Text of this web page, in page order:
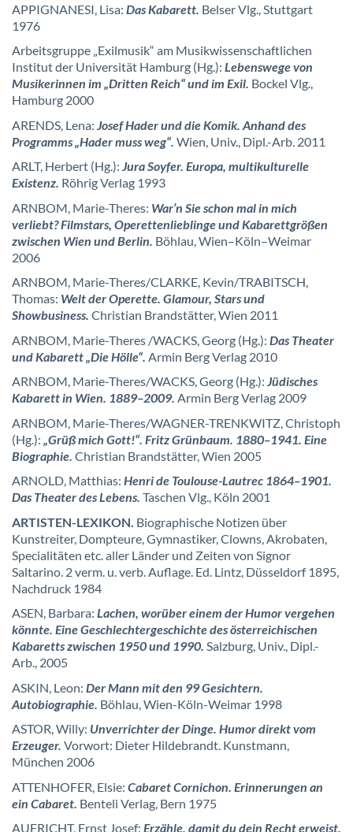
APPIGNANESI, Lisa: Das Kabarett. Belser Vlg., Stuttgart
1976
Arbeitsgruppe „Exilmusik“ am Musikwissenschaftlichen
Institut der Universität Hamburg (Hg.): Lebenswege von
Musikerinnen im „Dritten Reich“ und im Exil. Bockel Vlg.,
Hamburg 2000
ARENDS, Lena: Josef Hader und die Komik. Anhand des
Programms „Hader muss weg“. Wien, Univ., Dipl.-Arb. 2011
ARLT, Herbert (Hg.):Jura Soyfer. Europa, multikulturelle
Existenz. Röhrig Verlag 1993
ARNBOM, Marie-Theres: War’n Sie schon mal in mich
verliebt? Filmstars, Operettenlieblinge und Kabarettgrößen
zwischen Wien und Berlin. Böhlau, Wien–Köln–Weimar
2006
ARNBOM, Marie-Theres/CLARKE, Kevin/TRABITSCH,
Thomas: Welt der Operette. Glamour, Stars und
Showbusiness. Christian Brandstätter, Wien 2011
ARNBOM, Marie-Theres /WACKS, Georg (Hg.): Das Theater
und Kabarett „Die Hölle“. Armin Berg Verlag 2010
ARNBOM, Marie-Theres/WACKS, Georg (Hg.):Jüdisches
Kabarett in Wien. 1889–2009. Armin Berg Verlag 2009
ARNBOM, Marie-Theres/WAGNER-TRENKWITZ, Christoph
(Hg.): „Grüß mich Gott!“. Fritz Grünbaum. 1880–1941. Eine
Biographie. Christian Brandstätter, Wien 2005
ARNOLD, Matthias: Henri de Toulouse-Lautrec 1864–1901.
Das Theater des Lebens. Taschen Vlg., Köln 2001
ARTISTEN-LEXIKON. Biographische Notizen über
Kunstreiter, Dompteure, Gymnastiker, Clowns, Akrobaten,
Specialitäten etc. aller Länder und Zeiten von Signor
Saltarino. 2 verm. u. verb. Auflage. Ed. Lintz, Düsseldorf 1895,
Nachdruck 1984
ASEN, Barbara: Lachen, worüber einem der Humor vergehen
könnte. Eine Geschlechtergeschichte des österreichischen
Kabaretts zwischen 1950 und 1990. Salzburg, Univ., Dipl.-
Arb., 2005
ASKIN, Leon: Der Mann mit den 99 Gesichtern.
Autobiographie. Böhlau, Wien-Köln-Weimar 1998
ASTOR, Willy: Unverrichter der Dinge. Humor direkt vom
Erzeuger. Vorwort: Dieter Hildebrandt. Kunstmann,
München 2006
ATTENHOFER, Elsie: Cabaret Cornichon. Erinnerungen an
ein Cabaret. Benteli Verlag, Bern 1975
AUFRICHT, Ernst Josef: Erzähle, damit du dein Recht erweist.